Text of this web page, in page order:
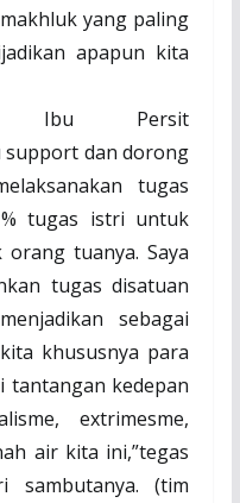
yang paling
apapun kita
Ibu Persit
support dan dorong
tugas
tugas istri untuk
tuanya. Saya
tugas disatuan
sebagai
khususnya para
tantangan kedepan
extrimesme,
air kita ini,”tegas
sambutanya. (tim